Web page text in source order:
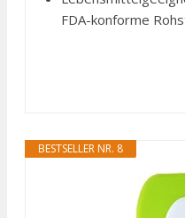
FDA-konforme
BESTSELLER NR. 8